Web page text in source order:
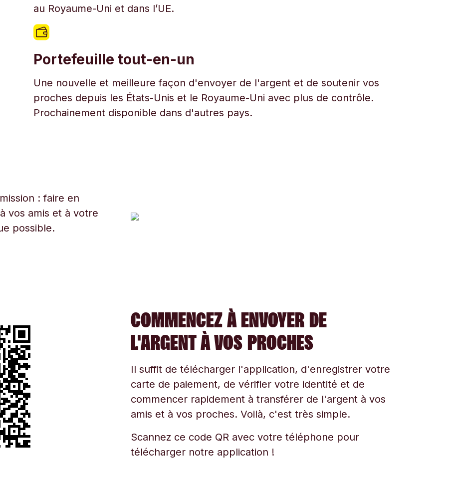
au Royaume-Uni et dans l’UE.
Portefeuille tout-en-un
Une nouvelle et meilleure façon d'envoyer de l'argent et de soutenir vos
proches depuis les États-Unis et le Royaume-Uni avec plus de contrôle.
Prochainement disponible dans d'autres pays.
: faire en
vos amis et à votre
possible.
COMMENCEZ À ENVOYER DE
L'ARGENT À VOS PROCHES
Il suffit de télécharger l'application, d'enregistrer votre
carte de paiement, de vérifier votre identité et de
commencer rapidement à transférer de l'argent à vos
amis et à vos proches. Voilà, c'est très simple.
Scannez ce code QR avec votre téléphone pour
télécharger notre application !